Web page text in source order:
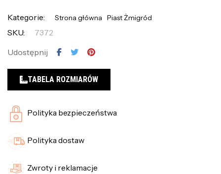
Kategorie: Strona główna Piast Żmigród
SKU:
7372
Udostępnij
TABELA ROZMIARÓW
Polityka bezpieczeństwa
Polityka dostaw
Zwroty i reklamacje